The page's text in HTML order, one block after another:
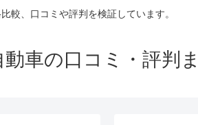
較、口コミや評判を検証しています。
車の口コミ・評判